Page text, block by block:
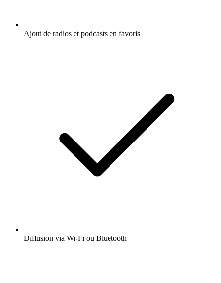
Ajout de radios et podcasts en favoris
Diffusion via Wi-Fi ou Bluetooth